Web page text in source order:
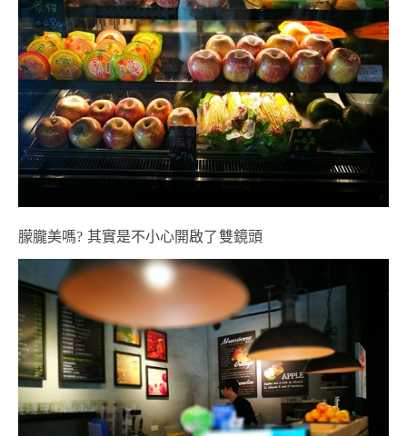
朦朧美嗎? 其實是不小心開啟了雙鏡頭